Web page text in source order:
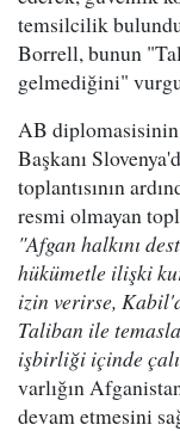
temsilcilik
Borrell, bunun
gelmediğini"
AB
Başkanı
toplantısının
resmi olmayan
"Afgan halkını
hükümetle ilişki
izin verirse,
Taliban ile
işbirliği içinde
varlığın
devam etmesini